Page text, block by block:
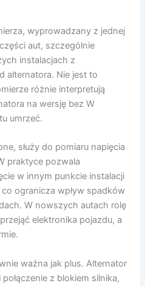
wyprowadzany z jednej
aut, szczególnie
instalacjach z
alternatora. Nie jest to
różnie interpretują
na wersję bez W
umrzeć.
służy do pomiaru napięcia
praktyce pozwala
w innym punkcie instalacji
ogranicza wpływ spadków
W nowszych autach rolę
elektronika pojazdu, a
ważna jak plus. Alternator
z blokiem silnika,